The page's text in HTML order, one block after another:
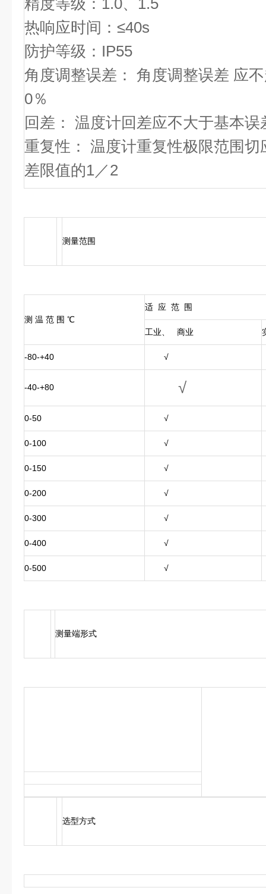
精度等级：1.0、1.5
热响应时间：≤40s
防护等级：IP55
角度调整误差： 角度调整误差 应
0％
回差： 温度计回差应不大于基本误
重复性： 温度计重复性极限范围切
差限值的1／2
测量范围
测 温 范 围 ℃
适 应 范 围
工业、 商业
-80-+40 √
-40-+80 √
0-50 √
0-100 √
0-150 √
0-200 √
0-300 √
0-400 √
0-500 √
测量端形式
选型方式